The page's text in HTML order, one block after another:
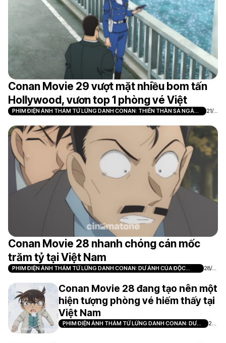
Conan Movie 29 vượt mặt nhiều bom tấn
Hollywood, vươn top 1 phòng vé Việt
PHIM ĐIỆN ẢNH THÁM TỬ LỪNG DANH CONAN: THIÊN THẦN SA NGÃ
TRÊN XA LỘ
21/0
Conan Movie 28 nhanh chóng cán mốc
trăm tỷ tại Việt Nam
PHIM ĐIỆN ẢNH THÁM TỬ LỪNG DANH CONAN: DƯ ẢNH CỦA ĐỘC
NHÃN
28/0
Conan Movie 28 đang tạo nên một
hiện tượng phòng vé hiếm thấy tại
Việt Nam
PHIM ĐIỆN ẢNH THÁM TỬ LỪNG DANH CONAN: DƯ
ẢNH CỦA ĐỘC NHÃN
21/